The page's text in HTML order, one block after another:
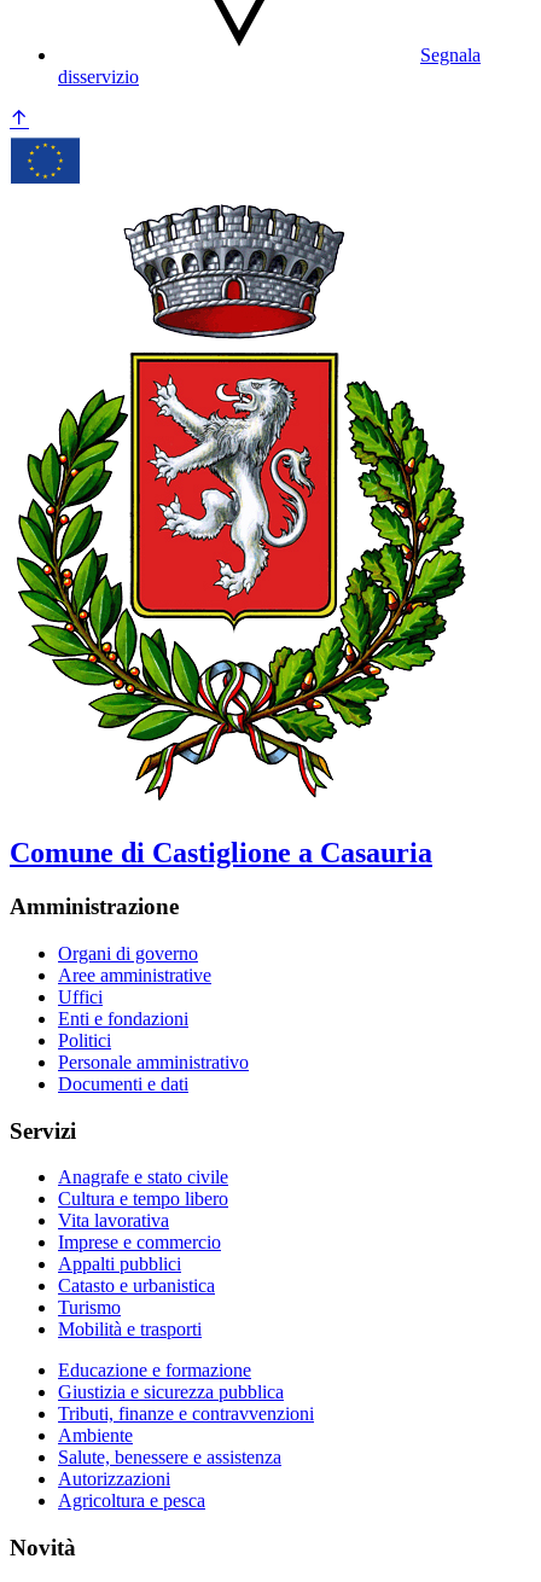
Segnala
disservizio
Comune di Castiglione a Casauria
Amministrazione
Organi di governo
Aree amministrative
Uffici
Enti e fondazioni
Politici
Personale amministrativo
Documenti e dati
Servizi
Anagrafe e stato civile
Cultura e tempo libero
Vita lavorativa
Imprese e commercio
Appalti pubblici
Catasto e urbanistica
Turismo
Mobilità e trasporti
Educazione e formazione
Giustizia e sicurezza pubblica
Tributi, finanze e contravvenzioni
Ambiente
Salute, benessere e assistenza
Autorizzazioni
Agricoltura e pesca
Novità